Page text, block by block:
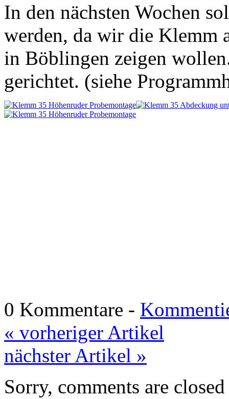
In den nächsten Wochen
werden, da wir die Klemm
in Böblingen zeigen
gerichtet. (siehe
0 Kommentare -
« vorheriger Artikel
nächster Artikel »
Sorry, comments are